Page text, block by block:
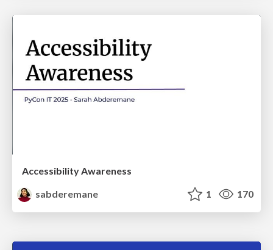
Accessibility Awareness
sabderemane
1 170